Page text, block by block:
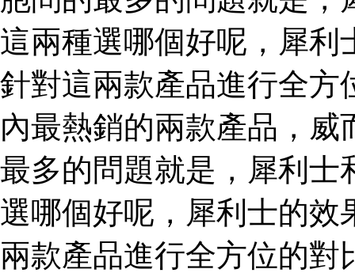
這兩種選哪個好呢，犀利
針對這兩款產品進行全方
內最熱銷的兩款產品，
最多的問題就是，犀利士
選哪個好呢，犀利士的效
兩款產品進行全方位的對